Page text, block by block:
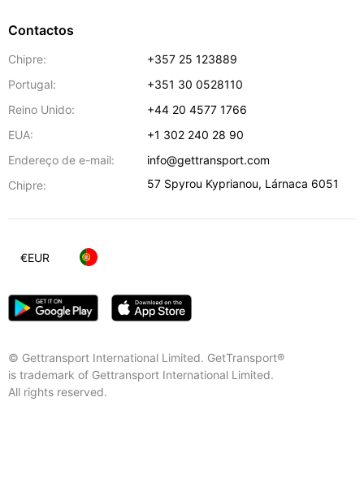
Contactos
Chipre:
+357 25 123889
Portugal:
+351 30 0528110
Reino Unido:
+44 20 4577 1766
EUA:
+1 302 240 28 90
Endereço de e-mail:
info@gettransport.com
Chipre:
57 Spyrou Kyprianou, Lárnaca 6051
© Gettransport International Limited. GetTransport®
is trademark of Gettransport International Limited.
All rights reserved.
€EUR